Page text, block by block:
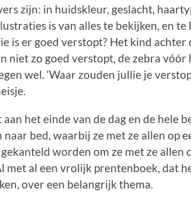
zijn: in huidskleur, geslacht,
is van alles te bekijken, en te
is er goed verstopt? Het kind achter
niet zo goed verstopt, de zebra
wel. ‘Waar zouden jullie je
het einde van de dag en de hele
naar bed, waarbij ze met ze allen op
worden om ze met ze allen
met al een vrolijk prentenboek, dat
over een belangrijk thema.